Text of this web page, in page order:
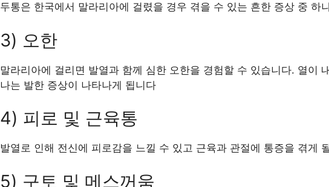
두통은 한국에서 말라리아에 걸렸을 경우 겪을 수 있는 흔한 증상 중 하
3) 오한
말라리아에 걸리면 발열과 함께 심한 오한을 경험할 수 있습니다. 열이
나는 발한 증상이 나타나게 됩니다
4) 피로 및 근육통
발열로 인해 전신에 피로감을 느낄 수 있고 근육과 관절에 통증을 겪게
5) 구토 및 메스꺼움